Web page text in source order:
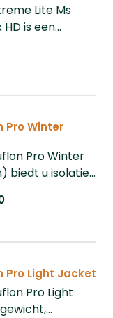
eenLite Ms
is een
wind en
van
of
Pro Winter
Pro Winter
biedt u isolatie
Deer-Tex®
tot -20
jacht en
Pro Light Jacket
Pro Light